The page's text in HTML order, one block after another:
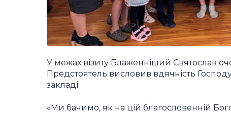
У межах візиту Блаженніший Святослав
Предстоятель висловив вдячність
закладі.
«Ми бачимо, як на цій благословенній